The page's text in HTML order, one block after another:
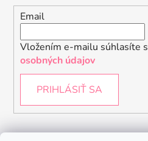
Email
Vložením e-mailu súhlasíte s
osobných údajov
PRIHLÁSIŤ SA